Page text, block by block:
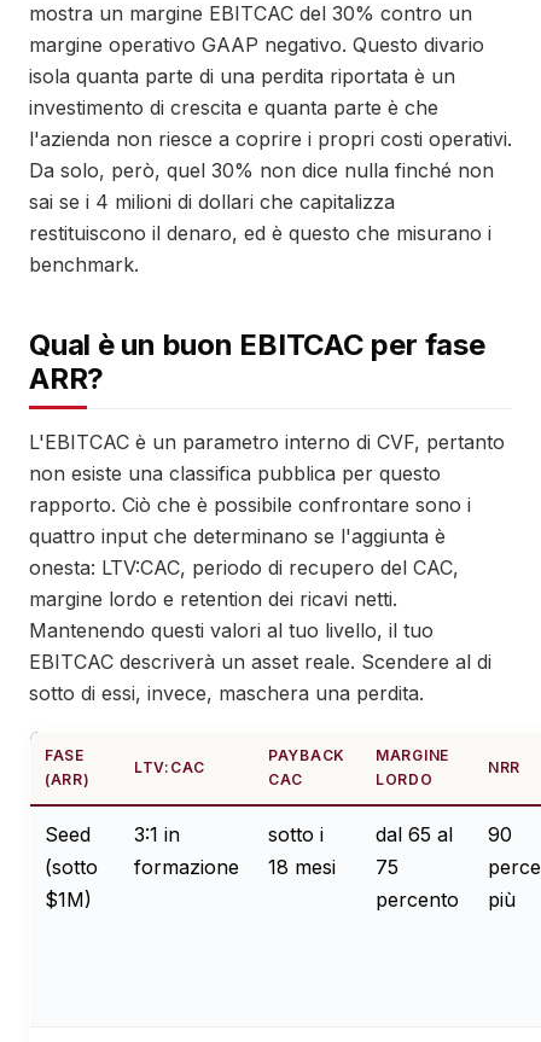
mostra un margine EBITCAC del 30% contro un
margine operativo GAAP negativo. Questo divario
isola quanta parte di una perdita riportata è un
investimento di crescita e quanta parte è che
l'azienda non riesce a coprire i propri costi operativi.
Da solo, però, quel 30% non dice nulla finché non
sai se i 4 milioni di dollari che capitalizza
restituiscono il denaro, ed è questo che misurano i
benchmark.
Qual è un buon EBITCAC per fase
ARR?
L'EBITCAC è un parametro interno di CVF, pertanto
non esiste una classifica pubblica per questo
rapporto. Ciò che è possibile confrontare sono i
quattro input che determinano se l'aggiunta è
onesta: LTV:CAC, periodo di recupero del CAC,
margine lordo e retention dei ricavi netti.
Mantenendo questi valori al tuo livello, il tuo
EBITCAC descriverà un asset reale. Scendere al di
sotto di essi, invece, maschera una perdita.
FASE
(ARR)
LTV:CAC
PAYBACK
CAC
MARGINE
LORDO
NRR
Seed
(sotto
$1M)
3:1 in
formazione
sotto i
18 mesi
dal 65 al
75
percento
90
più